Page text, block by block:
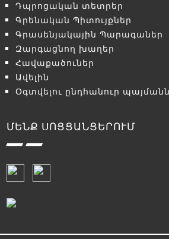
Դպրոցական տետրեր
Գրենական Պիտույքներ
Գրասենյակային Պարագաներ
Զարգացնող խաղեր
Հավաքածուներ
Ավելին
Օգտվելու ընդհանուր
ՄԵՆՔ ՍՈՑՑԱՆՑԵՐՈՒՄ